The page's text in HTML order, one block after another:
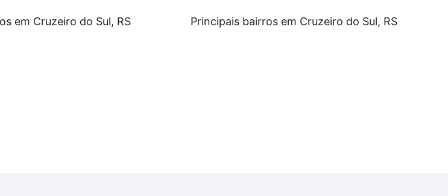
dos custos envolvidos no processo de compra, veja em nosso portal quanto custa
em Cruzeiro do Sul, RS Principais bairros em Cruzeiro do Sul, RS